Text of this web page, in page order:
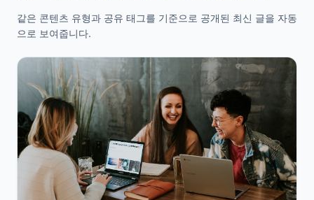
같은 콘텐츠 유형과 공유 태그를 기준으로 공개된 최신 글을 자동
으로 보여줍니다.